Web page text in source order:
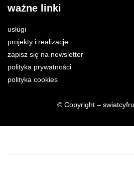
ważne linki
usługi
projekty i realizacje
zapisz się na newsletter
polityka prywatności
polityka cookies
© Copyright –